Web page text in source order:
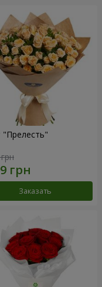
"Прелесть"
Заказать